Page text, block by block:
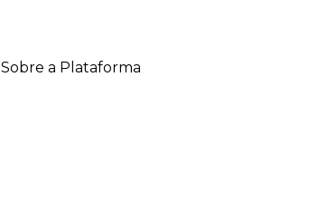
Sobre a Plataforma